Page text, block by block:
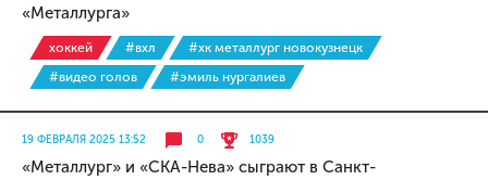
«Металлурга»
хоккей #вхл
#хк металлург новокузнецк
#видео голов
#эмиль нургалиев
19 ФЕВРАЛЯ 2025 13:52 0 1039
«Металлург» и «СКА-Нева» сыграют в Санкт-